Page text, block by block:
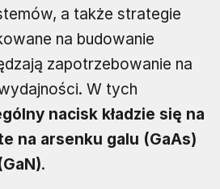
a także strategie
na budowanie
zapotrzebowanie na
W tych
nacisk kładzie się na
na arsenku galu (GaAs)
.